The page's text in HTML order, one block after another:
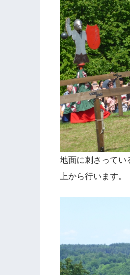
地面に刺さってい
上から行います。